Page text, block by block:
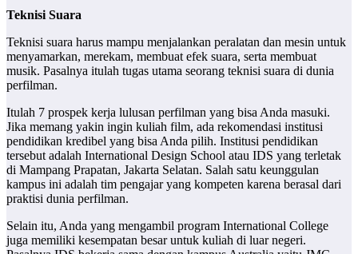
Teknisi Suara
Teknisi suara harus mampu menjalankan peralatan dan mesin untuk
menyamarkan, merekam, membuat efek suara, serta membuat
musik. Pasalnya itulah tugas utama seorang teknisi suara di dunia
perfilman.
Itulah 7 prospek kerja lulusan perfilman yang bisa Anda masuki.
Jika memang yakin ingin kuliah film, ada rekomendasi institusi
pendidikan kredibel yang bisa Anda pilih. Institusi pendidikan
tersebut adalah International Design School atau IDS yang terletak
di Mampang Prapatan, Jakarta Selatan. Salah satu keunggulan
kampus ini adalah tim pengajar yang kompeten karena berasal dari
praktisi dunia perfilman.
Selain itu, Anda yang mengambil program International College
juga memiliki kesempatan besar untuk kuliah di luar negeri.